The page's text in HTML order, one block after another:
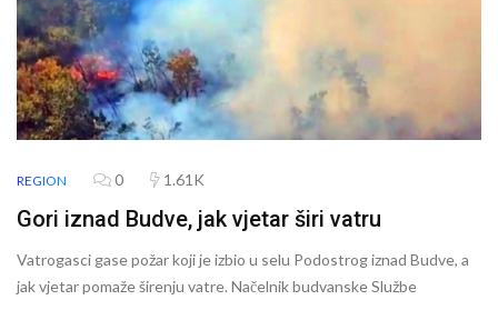
REGION 0 1.61K
Gori iznad Budve, jak vjetar širi vatru
Vatrogasci gase požar koji je izbio u selu Podostrog iznad Budve, a
jak vjetar pomaže širenju vatre. Načelnik budvanske Službe